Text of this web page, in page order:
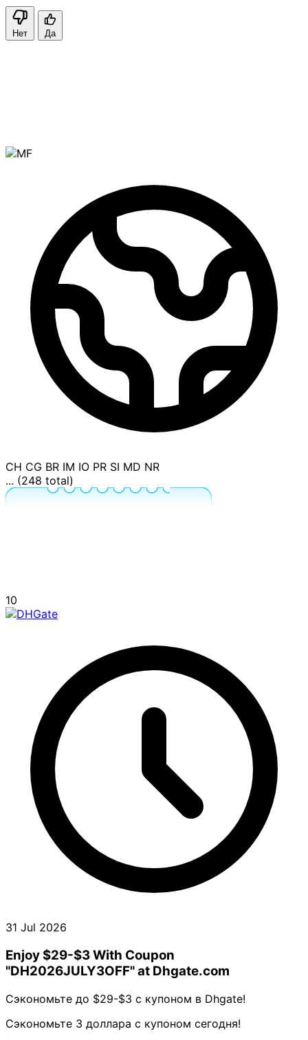
Нет Да
CH CG BR IM IO PR SI MD NR
... (248 total)
10
31 Jul 2026
Enjoy $29-$3 With Coupon
"DH2026JULY3OFF" at Dhgate.com
Сэкономьте до $29-$3 с купоном в Dhgate!
Сэкономьте 3 доллара с купоном сегодня!